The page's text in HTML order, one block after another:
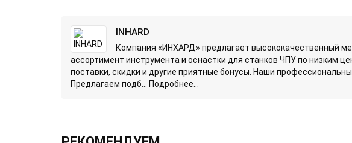
INHARD
Компания «ИНХАРД» предлагает высококачественный
ассортимент инструмента и оснастки для станков ЧПУ по низким
поставки, скидки и другие приятные бонусы. Наши
Предлагаем подб...
Подробнее...